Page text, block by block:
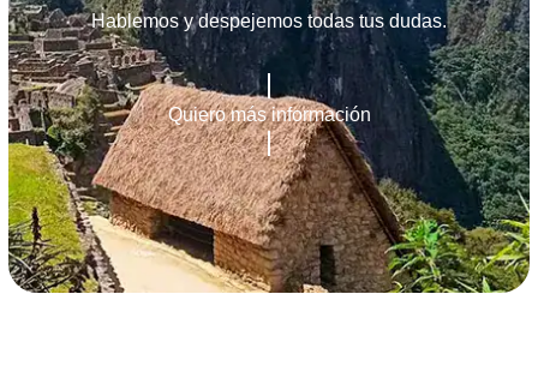
Hablemos y despejemos todas tus dudas.
Quiero más información